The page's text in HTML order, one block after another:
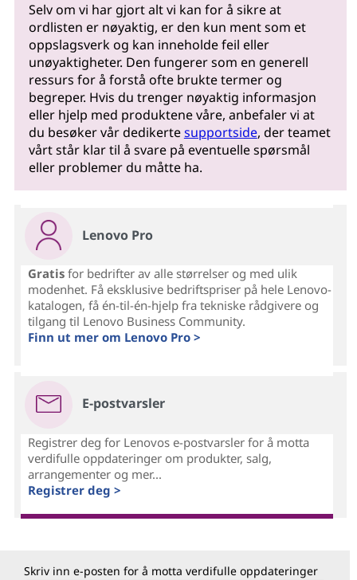
Selv om vi har gjort alt vi kan for å sikre at
ordlisten er nøyaktig, er den kun ment som et
oppslagsverk og kan inneholde feil eller
unøyaktigheter. Den fungerer som en generell
ressurs for å forstå ofte brukte termer og
begreper. Hvis du trenger nøyaktig informasjon
eller hjelp med produktene våre, anbefaler vi at
du besøker vår dedikertesupportside, der teamet
vårt står klar til å svare på eventuelle spørsmål
eller problemer du måtte ha.
Lenovo Pro
Gratisfor bedrifter av alle størrelser og med ulik
modenhet. Få eksklusive bedriftspriser på hele Lenovo-
katalogen, få én-til-én-hjelp fra tekniske rådgivere og
tilgang til Lenovo Business Community.
Finn ut mer om Lenovo Pro >
E-postvarsler
Registrer deg for Lenovos e-postvarsler for å motta
verdifulle oppdateringer om produkter, salg,
arrangementer og mer...
Registrer deg >
Skriv inn e-posten for å motta verdifulle oppdateringer